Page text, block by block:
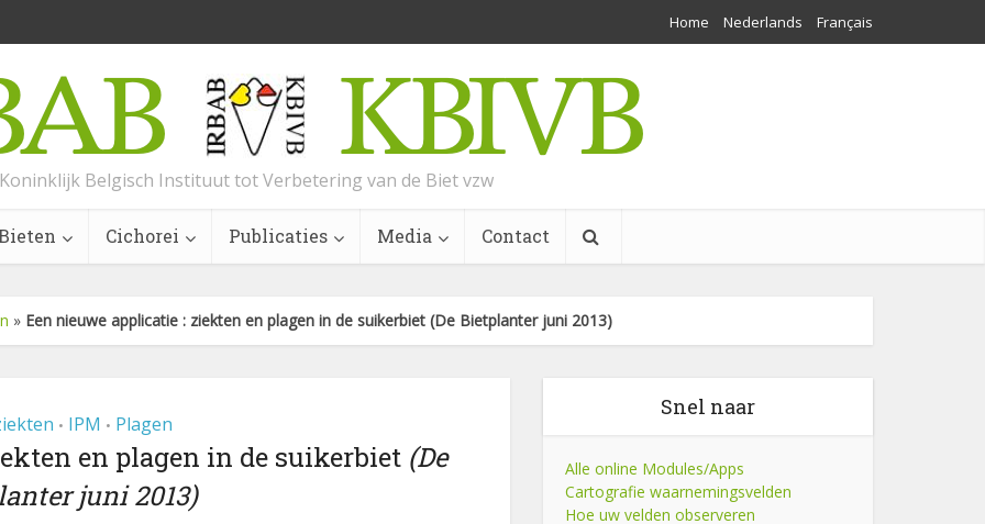
Home Nederlands Français
Koninklijk Belgisch Instituut tot Verbetering van de Biet vzw
Cichorei Publicaties Media Contact
» Een nieuwe applicatie : ziekten en plagen in de suikerbiet (De Bietplanter juni 2013)
• IPM • Plagen
en plagen in de suikerbiet (De
juni 2013)
Snel naar
Alle online Modules/Apps
Cartografie waarnemingsvelden
Hoe uw velden observeren